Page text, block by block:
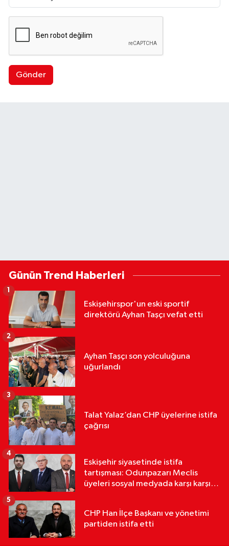
Gönder
Günün Trend Haberleri
Eskişehirspor'un eski sportif
direktörü Ayhan Taşçı vefat etti
Ayhan Taşçı son yolculuğuna
uğurlandı
2
Talat Yalaz’dan CHP üyelerine istifa
çağrısı
3
Eskişehir siyasetinde istifa
tartışması: Odunpazarı Meclis
üyeleri sosyal medyada karşı karşıya
4
CHP Han İlçe Başkanı ve yönetimi
partiden istifa etti
5